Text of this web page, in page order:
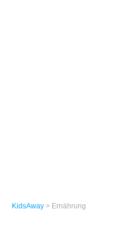
KidsAway > Ernährung